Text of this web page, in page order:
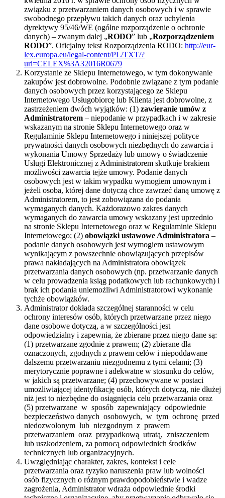
związku z przetwarzaniem danych osobowych i w sprawie
swobodnego przepływu takich danych oraz uchylenia
dyrektywy 95/46/WE (ogólne rozporządzenie o ochronie
danych) – zwanym dalej „RODO” lub „Rozporządzeniem
RODO”. Oficjalny tekst Rozporządzenia RODO: http://eur-
lex.europa.eu/legal-content/PL/TXT/?
uri=CELEX%3A32016R0679
Korzystanie ze Sklepu Internetowego, w tym dokonywanie
zakupów jest dobrowolne. Podobnie związane z tym podanie
danych osobowych przez korzystającego ze Sklepu
Internetowego Usługobiorcę lub Klienta jest dobrowolne, z
zastrzeżeniem dwóch wyjątków: (1) zawieranie umów z
Administratorem – niepodanie w przypadkach i w zakresie
wskazanym na stronie Sklepu Internetowego oraz w
Regulaminie Sklepu Internetowego i niniejszej polityce
prywatności danych osobowych niezbędnych do zawarcia i
wykonania Umowy Sprzedaży lub umowy o świadczenie
Usługi Elektronicznej z Administratorem skutkuje brakiem
możliwości zawarcia tejże umowy. Podanie danych
osobowych jest w takim wypadku wymogiem umownym i
jeżeli osoba, której dane dotyczą chce zawrzeć daną umowę z
Administratorem, to jest zobowiązana do podania
wymaganych danych. Każdorazowo zakres danych
wymaganych do zawarcia umowy wskazany jest uprzednio
na stronie Sklepu Internetowego oraz w Regulaminie Sklepu
Internetowego; (2) obowiązki ustawowe Administratora –
podanie danych osobowych jest wymogiem ustawowym
wynikającym z powszechnie obowiązujących przepisów
prawa nakładających na Administratora obowiązek
przetwarzania danych osobowych (np. przetwarzanie danych
w celu prowadzenia ksiąg podatkowych lub rachunkowych) i
brak ich podania uniemożliwi Administratorowi wykonanie
tychże obowiązków.
Administrator dokłada szczególnej staranności w celu
ochrony interesów osób, których przetwarzane przez niego
dane osobowe dotyczą, a w szczególności jest
odpowiedzialny i zapewnia, że zbierane przez niego dane są:
(1) przetwarzane zgodnie z prawem; (2) zbierane dla
oznaczonych, zgodnych z prawem celów i niepoddawane
dalszemu przetwarzaniu niezgodnemu z tymi celami; (3)
merytorycznie poprawne i adekwatne w stosunku do celów,
w jakich są przetwarzane; (4) przechowywane w postaci
umożliwiającej identyfikację osób, których dotyczą, nie dłużej
niż jest to niezbędne do osiągnięcia celu przetwarzania oraz
(5) przetwarzane w sposób zapewniający odpowiednie
bezpieczeństwo danych osobowych, w tym ochronę przed
niedozwolonym lub niezgodnym z prawem
przetwarzaniem oraz przypadkową utratą, zniszczeniem
lub uszkodzeniem, za pomocą odpowiednich środków
technicznych lub organizacyjnych.
Uwzględniając charakter, zakres, kontekst i cele
przetwarzania oraz ryzyko naruszenia praw lub wolności
osób fizycznych o różnym prawdopodobieństwie i wadze
zagrożenia, Administrator wdraża odpowiednie środki